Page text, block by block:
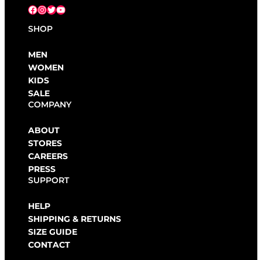
Facebook InstagramX YouTube
SHOP
MEN
WOMEN
KIDS
SALE
COMPANY
ABOUT
STORES
CAREERS
PRESS
SUPPORT
HELP
SHIPPING & RETURNS
SIZE GUIDE
CONTACT